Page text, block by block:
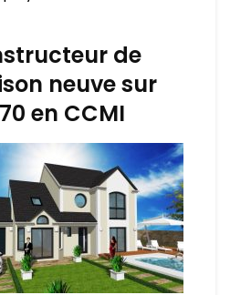
de
neuve sur
en CCMI